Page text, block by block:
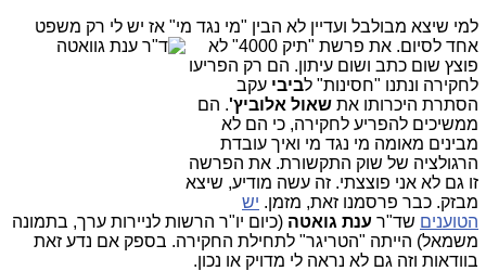
למי שיצא מבולבל ועדיין לא הבין "מי נגד מי" אז יש לי רק משפט
אחד לסיום. את פר
שת "תיק 4000" לא
פוצץ שום כתב ושום עיתון. הם רק הפריעו
לחקירה ונתנו "חסינות" לביבי עקב
הסתרת היכרותו את שאול אלוביץ'. הם
ממשיכים להפריע לחקירה, כי הם לא
מבינים מאומה מי נגד מי ואיך עובדת
הרגולציה של שוק התקשורת. את הפרשה
זו גם לא אני פוצצתי. זה עשה מודיע, שיצא
מבזק. כבר פרסמנו זאת, מזמן. יש
הטוענים שד"ר ענת גואטה (כיום יו"ר הרשות לניירות ערך, בתמונה
משמאל) הייתה "הטריגר" לתחילת החקירה. בספק אם נדע זאת
בוודאות וזה גם לא נראה לי מדויק או נכון.